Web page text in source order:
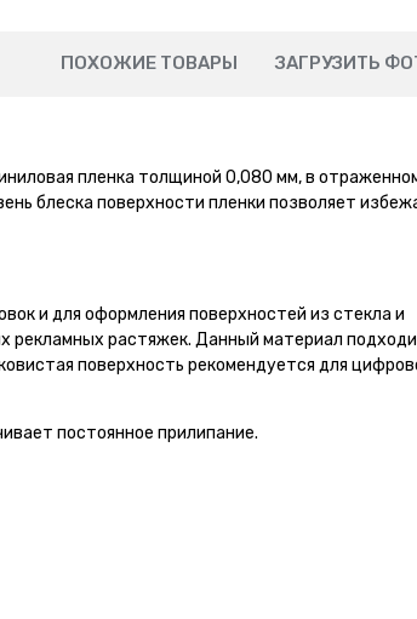
ПОХОЖИЕ ТОВАРЫ ЗАГРУЗИТЬ
пленка толщиной 0,080 мм, в
блеска поверхности пленки позволяет
и для оформления поверхностей из стекла и
рекламных растяжек. Данный материал
поверхность рекомендуется для
постоянное прилипание.